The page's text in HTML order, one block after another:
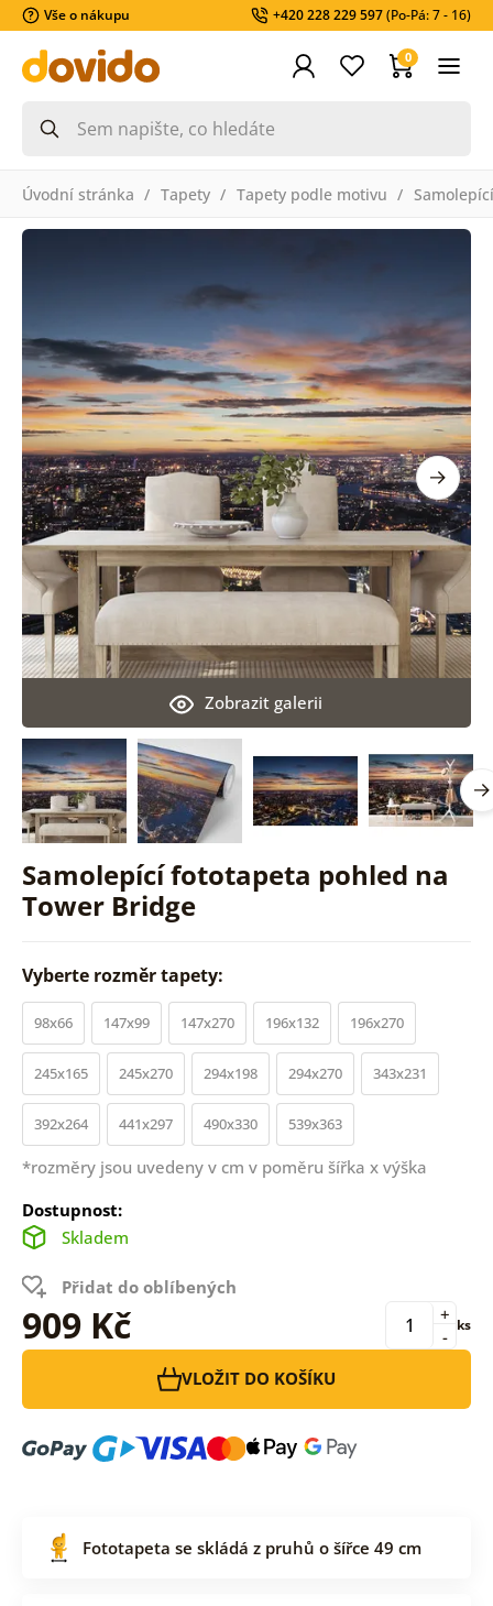
Vše o nákupu +420 228 229 597(Po-Pá: 7 - 16)
0
Úvodní stránka Tapety Tapety podle motivu
Samolepící fototapeta pohled na
Tower Bridge
Zobrazit galerii
Vyberte rozměr tapety:
98x66 147x99 147x270 196x132 196x270
245x165 245x270 294x198 294x270 343x231
392x264 441x297 490x330 539x363
*rozměry jsou uvedeny v cm v poměru šířka x výška
Dostupnost:
Skladem
Přidat do oblíbených
909 Kč -
+ ks
VLOŽIT DO KOŠÍKU
Fototapeta se skládá z pruhů o šířce 49 cm